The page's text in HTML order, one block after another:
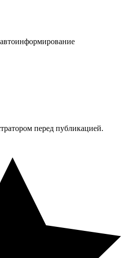
перед публикацией.